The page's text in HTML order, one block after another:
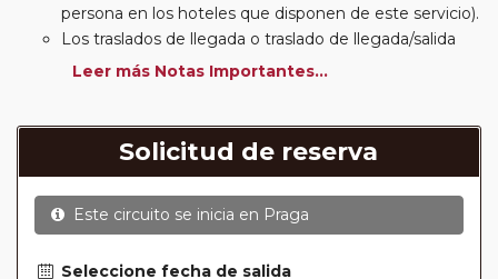
persona en los hoteles que disponen de este servicio).
Los traslados de llegada o traslado de llegada/salida
estarán incluidos según itinerario.
suplemento de media pensión (incluirá un número de
almuerzos o cenas señalado en su itinerario).
En muchos itinerarios le incluimos algunas cenas. En
circuitos clásicos Europeos normalmente las entradas
mientras que en viajes regionales y otros viajes
Leer más Notas Importantes...
Solicitud de reserva
Este circuito se inicia en Praga
Seleccione fecha de salida